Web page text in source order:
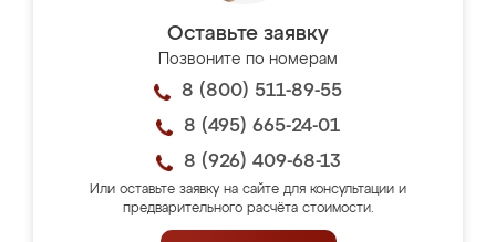
Оставьте заявку
Позвоните по номерам
8 (800) 511-89-55
8 (495) 665-24-01
8 (926) 409-68-13
Или оставьте заявку на сайте для консультации и
предварительного расчёта стоимости.